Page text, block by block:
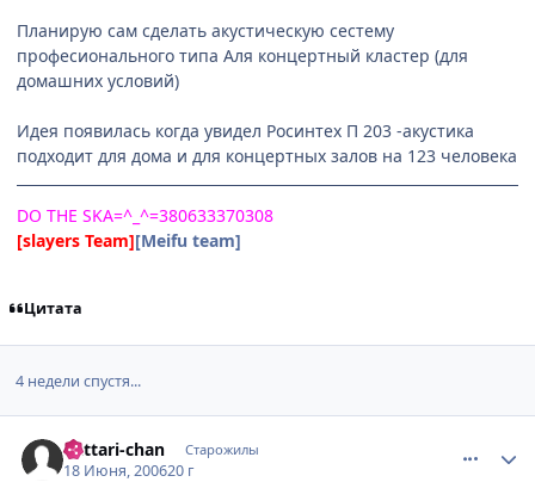
Планирую сам сделать акустическую сестему
професионального типа Аля концертный кластер (для
домашних условий)
Идея появилась когда увидел Росинтех П 203 -акустика
подходит для дома и для концертных залов на 123 человека
DO THE SKA=^_^=380633370308
[slayers Team][Meifu team]
Цитата
4 недели спустя...
Rattari-chan Старожилы
18 Июня, 200620 г